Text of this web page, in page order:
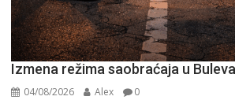
Izmena režima saobraćaja u
04/08/2026 Alex 0